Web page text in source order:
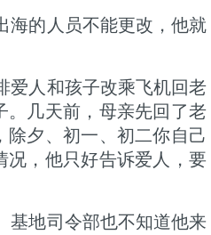
海的人员不能更改，他就
爱人和孩子改乘飞机回老
。几天前，母亲先回了老
夕、初一、初二你自己
况，他只好告诉爱人，要
基地司令部也不知道他来